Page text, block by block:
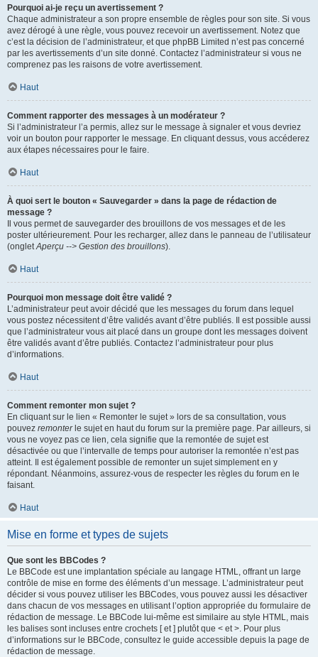
Pourquoi ai-je reçu un avertissement ?
Chaque administrateur a son propre ensemble de règles pour son site. Si vous
avez dérogé à une règle, vous pouvez recevoir un avertissement. Notez que
c’est la décision de l’administrateur, et que phpBB Limited n’est pas concerné
par les avertissements d’un site donné. Contactez l’administrateur si vous ne
comprenez pas les raisons de votre avertissement.
Haut
Comment rapporter des messages à un modérateur ?
Si l’administrateur l’a permis, allez sur le message à signaler et vous devriez
voir un bouton pour rapporter le message. En cliquant dessus, vous accéderez
aux étapes nécessaires pour le faire.
Haut
À quoi sert le bouton « Sauvegarder » dans la page de rédaction de
message ?
Il vous permet de sauvegarder des brouillons de vos messages et de les
poster ultérieurement. Pour les recharger, allez dans le panneau de l’utilisateur
(ongletAperçu --> Gestion des brouillons).
Haut
Pourquoi mon message doit être validé ?
L’administrateur peut avoir décidé que les messages du forum dans lequel
vous postez nécessitent d’être validés avant d’être publiés. Il est possible aussi
que l’administrateur vous ait placé dans un groupe dont les messages doivent
être validés avant d’être publiés. Contactez l’administrateur pour plus
d’informations.
Haut
Comment remonter mon sujet ?
En cliquant sur le lien « Remonter le sujet » lors de sa consultation, vous
pouvez remonterle sujet en haut du forum sur la première page. Par ailleurs, si
vous ne voyez pas ce lien, cela signifie que la remontée de sujet est
désactivée ou que l’intervalle de temps pour autoriser la remontée n’est pas
atteint. Il est également possible de remonter un sujet simplement en y
répondant. Néanmoins, assurez-vous de respecter les règles du forum en le
faisant.
Haut
Mise en forme et types de sujets
Que sont les BBCodes ?
Le BBCode est une implantation spéciale au langage HTML, offrant un large
contrôle de mise en forme des éléments d’un message. L’administrateur peut
décider si vous pouvez utiliser les BBCodes, vous pouvez aussi les désactiver
dans chacun de vos messages en utilisant l’option appropriée du formulaire de
rédaction de message. Le BBCode lui-même est similaire au style HTML, mais
les balises sont incluses entre crochets [ et ] plutôt que < et >. Pour plus
d’informations sur le BBCode, consultez le guide accessible depuis la page de
rédaction de message.